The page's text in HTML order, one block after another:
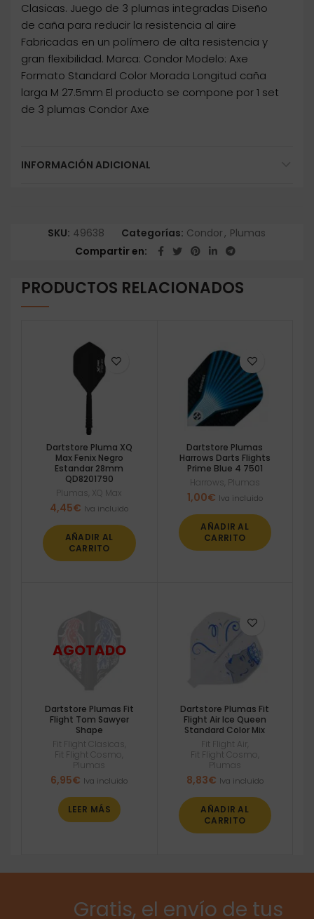
Clasicas. Juego de 3 plumas integradas Diseño
de caña para reducir la resistencia al aire
Fabricadas en un polímero de alta resistencia y
gran flexibilidad. Marca: Condor Modelo: Axe
Formato Standard Color Morada Longitud caña
larga M 27.5mm El producto se compone por 1 set
de 3 plumas Condor Axe
INFORMACIÓN ADICIONAL
SKU: 49638 Categorías: Condor, Plumas
Compartir en
PRODUCTOS RELACIONADOS
Dartstore Pluma XQ
Max Fenix Negro
Estandar 28mm
QD8201790
Plumas XQ Max
4,45€ Iva incluido
AÑADIR AL
CARRITO
Dartstore Plumas
Harrows Darts Flights
Prime Blue 4 7501
Harrows Plumas
1,00€ Iva incluido
AÑADIR AL
CARRITO
Dartstore Plumas Fit
Flight Tom Sawyer
Shape
Fit Flight Clasicas
Fit Flight Cosmo
Plumas
6,95€ Iva incluido
LEER MÁS
Dartstore Plumas Fit
Flight Air Ice Queen
Standard Color Mix
Fit Flight Air
Fit Flight Cosmo
Plumas
8,83€ Iva incluido
AÑADIR AL
CARRITO
Gratis, el envío de tus